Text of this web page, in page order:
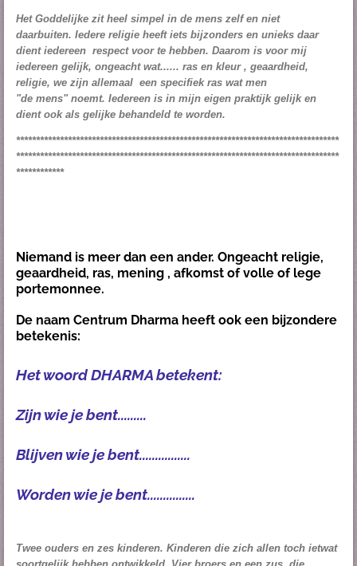
Het Goddelijke zit heel simpel in de mens zelf en niet
daarbuiten. Iedere religie heeft iets bijzonders en unieks daar
dient iedereen respect voor te hebben. Daarom is voor mij
iedereen gelijk, ongeacht wat...... ras en kleur , geaardheid,
religie, we zijn allemaal een specifiek ras wat men
"de mens" noemt. Iedereen is in mijn eigen praktijk gelijk en
dient ook als gelijke behandeld te worden.
*********************************************************************************
*********************************************************************************
************
Niemand is meer dan een ander. Ongeacht religie,
geaardheid, ras, mening , afkomst of volle of lege
portemonnee.
De naam Centrum Dharma heeft ook een bijzondere
betekenis:
Het woord DHARMA betekent:
Zijn wie je bent.........
Blijven wie je bent................
Worden wie je bent...............
Twee ouders en zes kinderen. Kinderen die zich allen toch ietwat